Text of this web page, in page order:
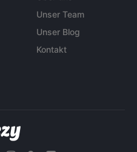
Unser Team
Unser Blog
Kontakt